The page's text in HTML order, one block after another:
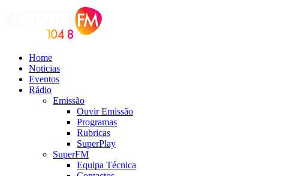
Home
Noticias
Eventos
Rádio
Emissão
Ouvir Emissão
Programas
Rubricas
SuperPlay
SuperFM
Equipa Técnica